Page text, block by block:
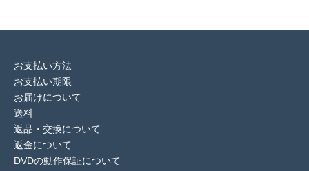
お支払い方法
お支払い期限
お届けについて
送料
返品・交換について
返金について
DVDの動作保証について